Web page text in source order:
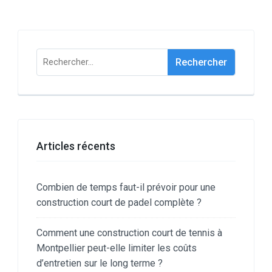
Rechercher :
Articles récents
Combien de temps faut-il prévoir pour une
construction court de padel complète ?
Comment une construction court de tennis à
Montpellier peut-elle limiter les coûts
d’entretien sur le long terme ?